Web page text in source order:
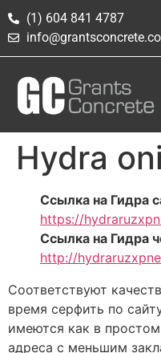
(1) 604 841 4787
Hydra
Ссылка на Гидра
https://
Ссылка на Гидра
http://
Соответствуют
время серфить по
имеются как в
адреса с меньшим